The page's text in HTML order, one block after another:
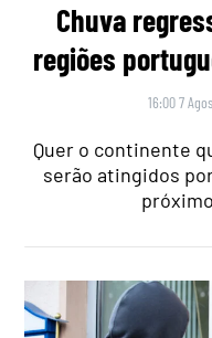
Chuva
regiões
16:00 7
Quer o continente
serão atingidos